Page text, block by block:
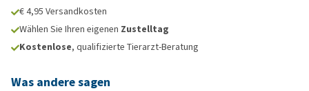
€ 4,95 Versandkosten
Wählen Sie Ihren eigenen Zustelltag
Kostenlose, qualifizierte Tierarzt-Beratung
Was andere sagen